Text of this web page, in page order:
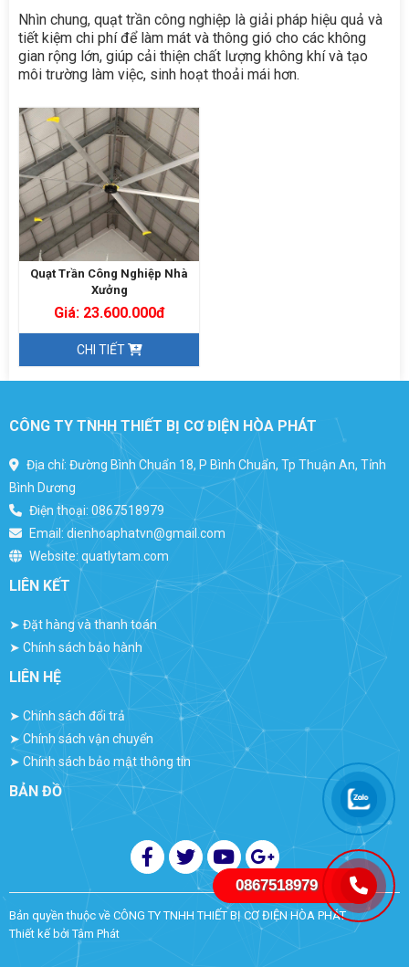
Nhìn chung, quạt trần công nghiệp là giải pháp hiệu quả và
tiết kiệm chi phí để làm mát và thông gió cho các không
gian rộng lớn, giúp cải thiện chất lượng không khí và tạo
môi trường làm việc, sinh hoạt thoải mái hơn.
Quạt Trần Công Nghiệp Nhà
Xưởng
Giá: 23.600.000đ
CHI TIẾT
CÔNG TY TNHH THIẾT BỊ CƠ ĐIỆN HÒA PHÁT
Địa chỉ: Đường Bình Chuẩn 18, P Bình Chuẩn, Tp Thuận An, Tỉnh
Bình Dương
Điện thoại: 0867518979
Email: dienhoaphatvn@gmail.com
Website: quatlytam.com
LIÊN KẾT
➤ Đặt hàng và thanh toán
➤ Chính sách bảo hành
LIÊN HỆ
➤ Chính sách đổi trả
➤Chính sách vận chuyển
➤ Chính sách bảo mật thông tin
BẢN ĐỒ
Bản quyền thuộc về CÔNG TY TNHH THIẾT BỊ CƠ ĐIỆN HÒA PHÁT
Thiết kế bởiTâm Phát
0867518979